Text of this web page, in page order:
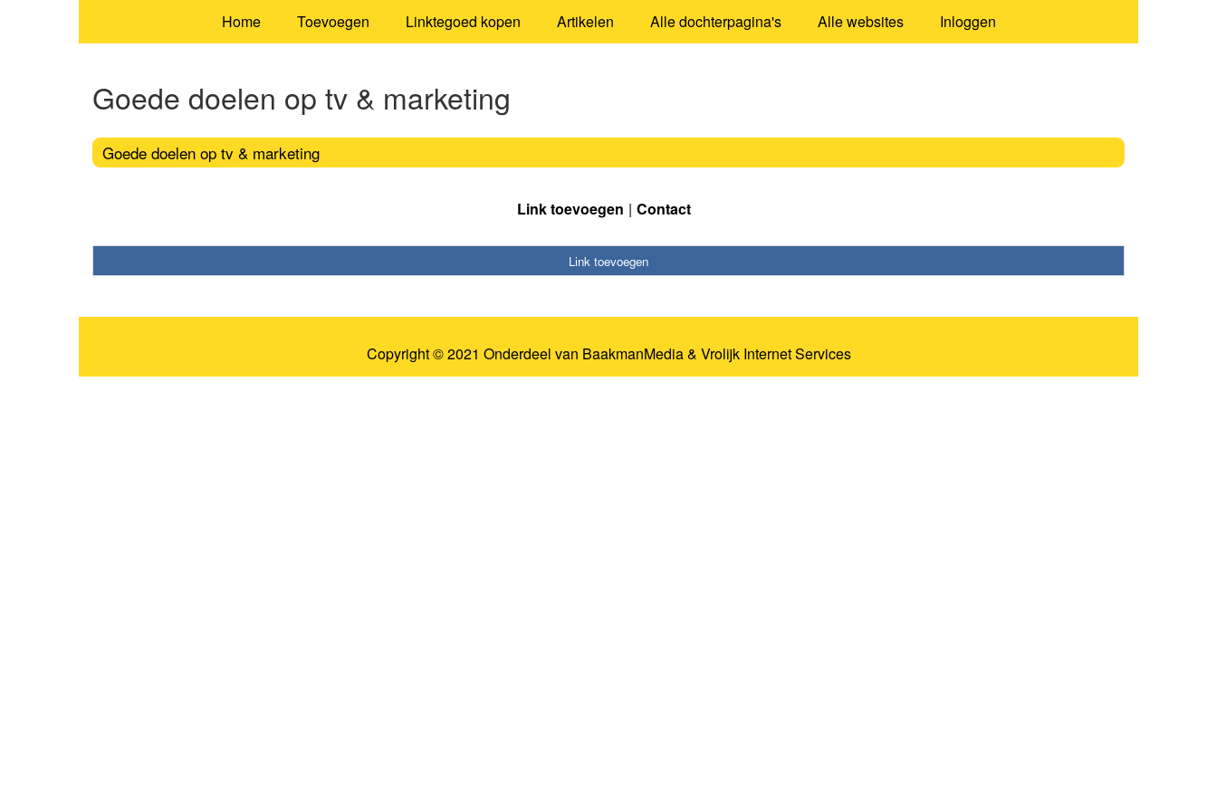
Home Toevoegen Linktegoed kopen Artikelen Alle dochterpagina's Alle websites Inloggen
Goede doelen op tv & marketing
Goede doelen op tv & marketing
Link toevoegen Contact
Link toevoegen
Copyright © 2021 Onderdeel van BaakmanMedia& Vrolijk Internet Services